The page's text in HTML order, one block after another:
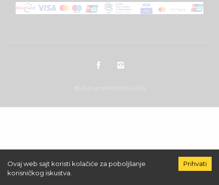
Ovaj web sajt koristi kolačiće za poboljšanje
korisničkog iskustva.
Prihvati